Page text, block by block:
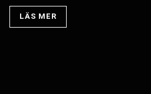
LÄS MER